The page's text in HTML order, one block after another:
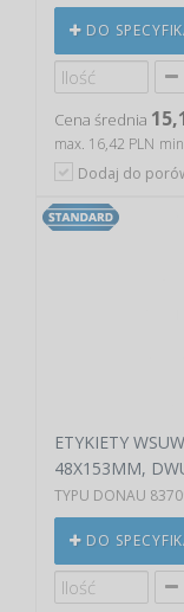
DO
Cena średnia
max. 16,42 PLN
Dodaj do
ETYKIETY
48X153MM,
TYPU DONAU
DO